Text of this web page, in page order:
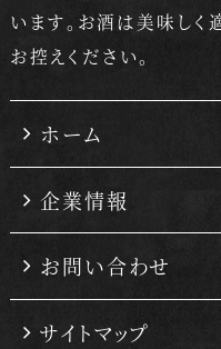
います。 お酒は美味しく
お控えください。
ホーム
企業情報
お問い合わせ
サイトマップ